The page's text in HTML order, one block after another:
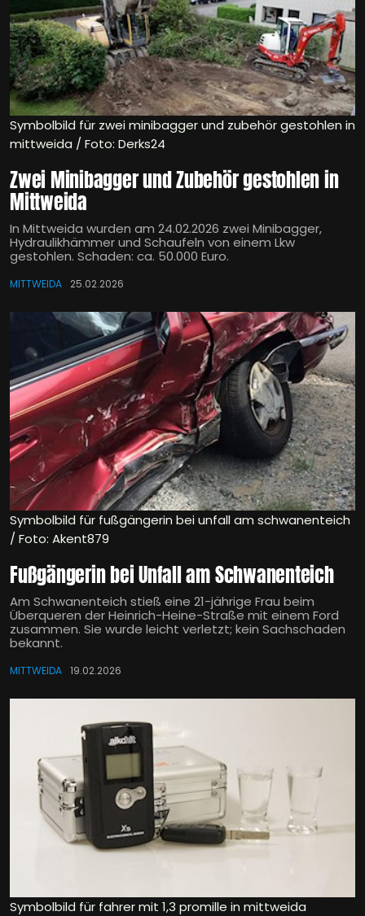
Symbolbild für zwei minibagger und zubehör gestohlen in
mittweida / Foto: Derks24
Zwei Minibagger und Zubehör gestohlen in
Mittweida
In Mittweida wurden am 24.02.2026 zwei Minibagger,
Hydraulikhämmer und Schaufeln von einem Lkw
gestohlen. Schaden: ca. 50.000 Euro.
MITTWEIDA 25.02.2026
Symbolbild für fußgängerin bei unfall am schwanenteich
/ Foto: Akent879
Fußgängerin bei Unfall am Schwanenteich
Am Schwanenteich stieß eine 21-jährige Frau beim
Überqueren der Heinrich-Heine-Straße mit einem Ford
zusammen. Sie wurde leicht verletzt; kein Sachschaden
bekannt.
MITTWEIDA 19.02.2026
Symbolbild für fahrer mit 1,3 promille in mittweida